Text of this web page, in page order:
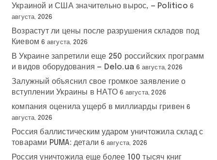
Украиной и США значительно вырос, — Politico 6
августа, 2026
Возрастут ли цены после разрушения складов под
Киевом 6 августа, 2026
В Украине запретили еще 250 российских программ
и видов оборудования — Delo.ua 6 августа, 2026
Залужный объяснил свое громкое заявление о
вступлении Украины в НАТО 6 августа, 2026
компания оценила ущерб в миллиарды гривен 6
августа, 2026
Россия баллистическим ударом уничтожила склад с
товарами PUMA: детали 6 августа, 2026
Россия уничтожила еще более 100 тысяч книг